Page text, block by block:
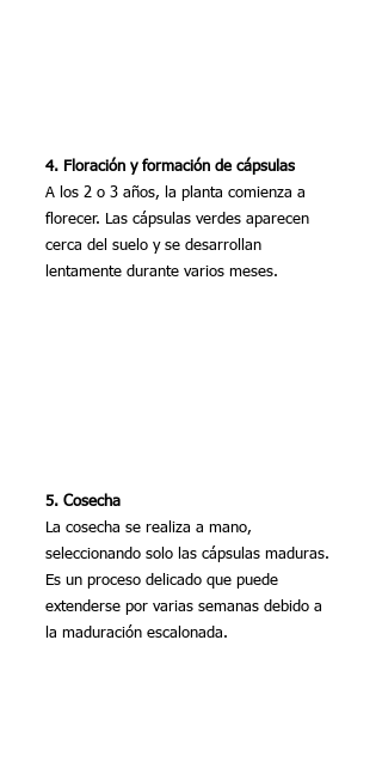
4. Floración y formación de cápsulas
A los 2 o 3 años, la planta comienza a
florecer. Las cápsulas verdes aparecen
cerca del suelo y se desarrollan
lentamente durante varios meses.
5. Cosecha
La cosecha se realiza a mano,
seleccionando solo las cápsulas maduras.
Es un proceso delicado que puede
extenderse por varias semanas debido a
la maduración escalonada.